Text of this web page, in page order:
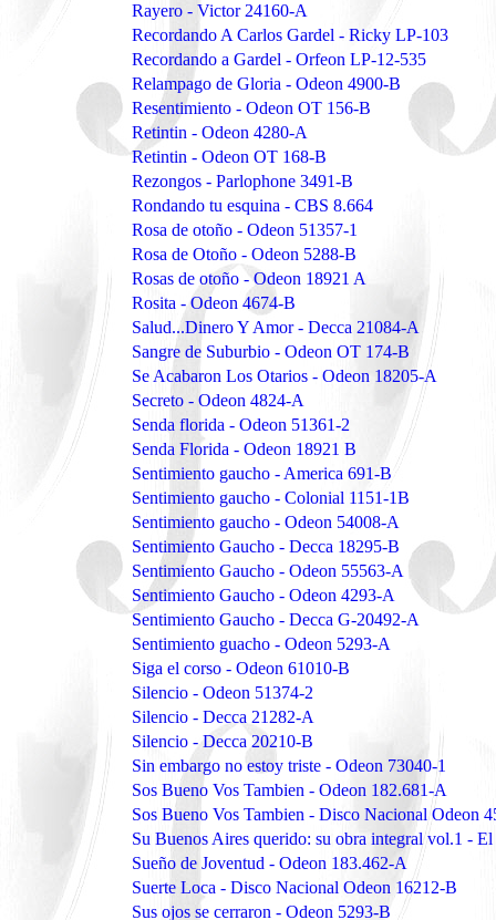
Rayero - Victor 24160-A
Recordando A Carlos Gardel - Ricky LP-103
Recordando a Gardel - Orfeon LP-12-535
Relampago de Gloria - Odeon 4900-B
Resentimiento - Odeon OT 156-B
Retintin - Odeon 4280-A
Retintin - Odeon OT 168-B
Rezongos - Parlophone 3491-B
Rondando tu esquina - CBS 8.664
Rosa de otoño - Odeon 51357-1
Rosa de Otoño - Odeon 5288-B
Rosas de otoño - Odeon 18921 A
Rosita - Odeon 4674-B
Salud...Dinero Y Amor - Decca 21084-A
Sangre de Suburbio - Odeon OT 174-B
Se Acabaron Los Otarios - Odeon 18205-A
Secreto - Odeon 4824-A
Senda florida - Odeon 51361-2
Senda Florida - Odeon 18921 B
Sentimiento gaucho - America 691-B
Sentimiento gaucho - Colonial 1151-1B
Sentimiento gaucho - Odeon 54008-A
Sentimiento Gaucho - Decca 18295-B
Sentimiento Gaucho - Odeon 55563-A
Sentimiento Gaucho - Odeon 4293-A
Sentimiento Gaucho - Decca G-20492-A
Sentimiento guacho - Odeon 5293-A
Siga el corso - Odeon 61010-B
Silencio - Odeon 51374-2
Silencio - Decca 21282-A
Silencio - Decca 20210-B
Sin embargo no estoy triste - Odeon 73040-1
Sos Bueno Vos Tambien - Odeon 182.681-A
Sos Bueno Vos Tambien - Disco Nacional Odeon
Su Buenos Aires querido: su obra integral vol.1 -
Sueño de Joventud - Odeon 183.462-A
Suerte Loca - Disco Nacional Odeon 16212-B
Sus ojos se cerraron - Odeon 5293-B